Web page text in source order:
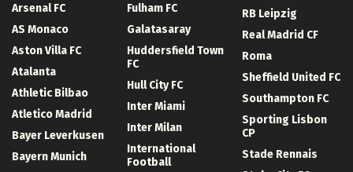
Arsenal FC
AS Monaco
Aston Villa FC
Atalanta
Athletic Bilbao
Atletico Madrid
Bayer Leverkusen
Bayern Munich
Fulham FC
Galatasaray
Huddersfield Town
FC
Hull City FC
Inter Miami
Inter Milan
International
Football
RB Leipzig
Real Madrid CF
Roma
Sheffield United FC
Southampton FC
Sporting Lisbon
CP
Stade Rennais